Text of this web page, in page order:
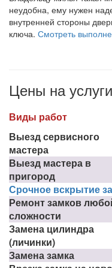
неудобна, ему нужен
внутренней стороны
ключа. Смотреть
Цены на
Виды работ
Выезд сервисного
мастера
Выезд мастера в
пригород
Срочное вскрытие
Ремонт замков
сложности
Замена цилиндра
(личинки)
Замена замка